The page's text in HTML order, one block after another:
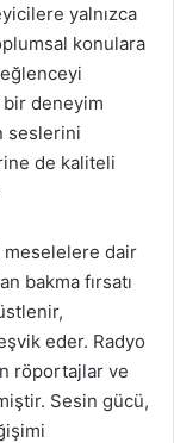
yalnızca
konulara
deneyim
seslerini
de kaliteli
meselelere dair
bakma fırsatı
eder. Radyo
röportajlar ve
Sesin gücü,